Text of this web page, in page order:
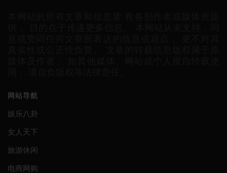
网站导航
娱乐八卦
女人天下
旅游休闲
电商网购